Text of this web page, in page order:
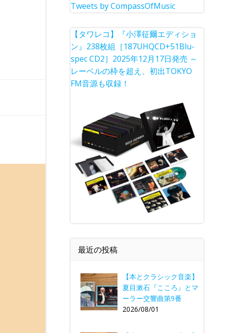
Tweets by CompassOfMusic
【タワレコ】『小澤征爾エディショ
ン』238枚組［187UHQCD+51Blu-
spec CD2］2025年12月17日発売 ～
レーベルの枠を超え、初出TOKYO
FM音源も収録！
最近の投稿
【本とクラシック音楽】
夏目漱石『こころ』とマ
ーラー交響曲第9番
2026/08/01